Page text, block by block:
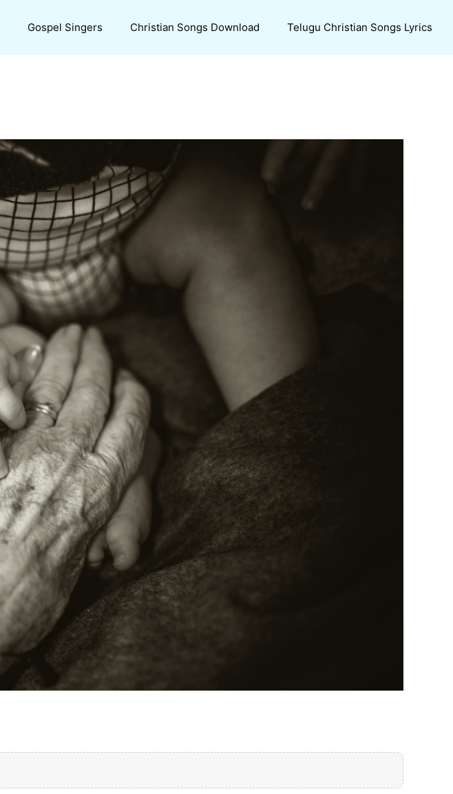
Gospel Singers Christian Songs Download Telugu Christian Songs Lyrics